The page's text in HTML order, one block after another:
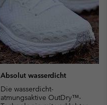
Absolut wasserdicht
Die wasserdicht-
atmungsaktive OutDry™-